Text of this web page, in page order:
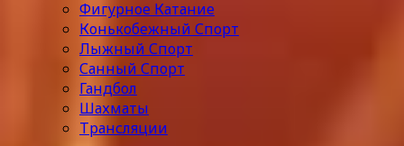
Фигурное Катание
Конькобежный Спорт
Лыжный Спорт
Санный Спорт
Гандбол
Шахматы
Трансляции